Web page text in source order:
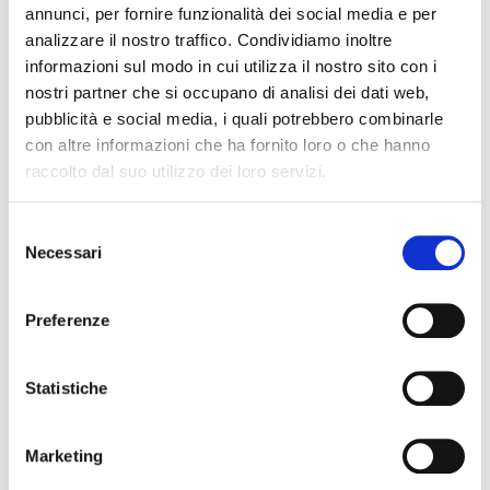
annunci, per fornire funzionalità dei social media e per
analizzare il nostro traffico. Condividiamo inoltre
informazioni sul modo in cui utilizza il nostro sito con i
nostri partner che si occupano di analisi dei dati web,
pubblicità e social media, i quali potrebbero combinarle
con altre informazioni che ha fornito loro o che hanno
raccolto dal suo utilizzo dei loro servizi.
delNecessari
Preferenze
Statistiche
Marketing
DATI ULTERIORI